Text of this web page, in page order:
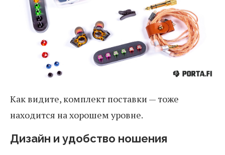
Как видите, комплект поставки — тоже
находится на хорошем уровне.
Дизайн и удобство ношения